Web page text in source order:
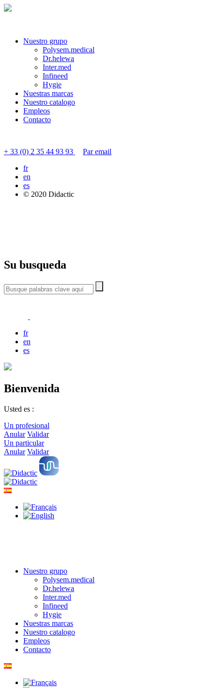
Nuestro grupo
Polysem.medical
Dr.helewa
Inter.med
Infineed
Hygie
Nuestras marcas
Nuestro catalogo
Empleos
Contacto
+ 33 (0) 2 35 44 93 93
Par email
fr
en
es
© 2020 Didactic
Su busqueda
fr
en
es
Bienvenida
Usted es :
Un profesional
Anular Validar
Un particular
Anular Validar
Nuestro grupo
Polysem.medical
Dr.helewa
Inter.med
Infineed
Hygie
Nuestras marcas
Nuestro catalogo
Empleos
Contacto